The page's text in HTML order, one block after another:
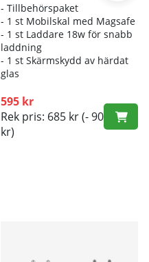
- Tillbehörspaket
- 1 st Mobilskal med Magsafe
- 1 st Laddare 18w för snabb
laddning
- 1 st Skärmskydd av härdat
glas
595 kr
Rek pris: 685 kr(- 90
kr)